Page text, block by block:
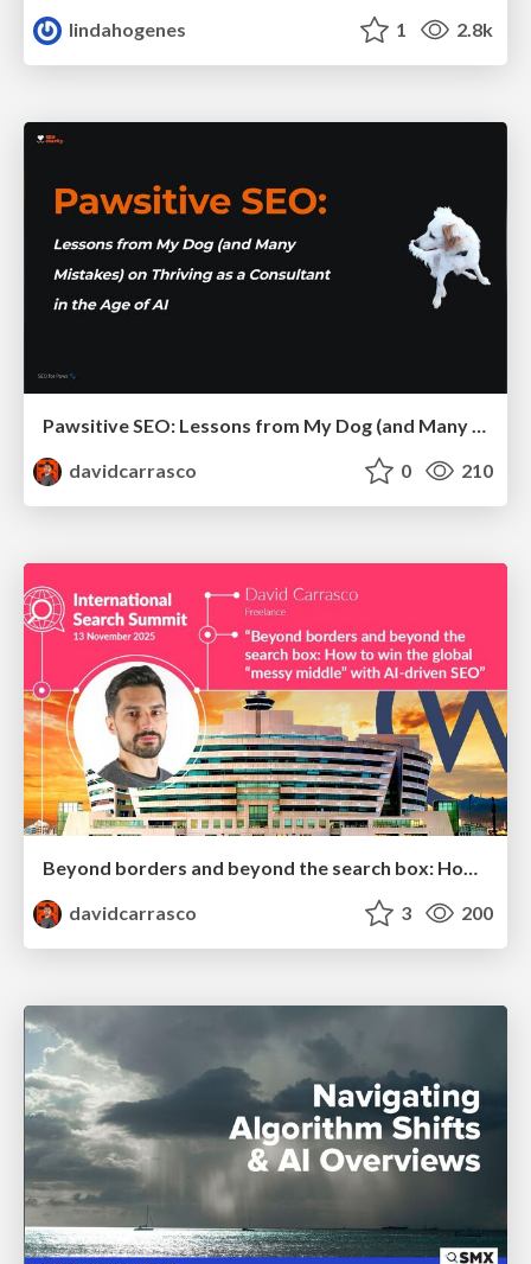
lindahogenes 1 2.8k
Pawsitive SEO: Lessons from My Dog (and Many Mistakes) on Thriving as a Consultant in the Age of AI
davidcarrasco
0 210
davidcarrasco
3 200